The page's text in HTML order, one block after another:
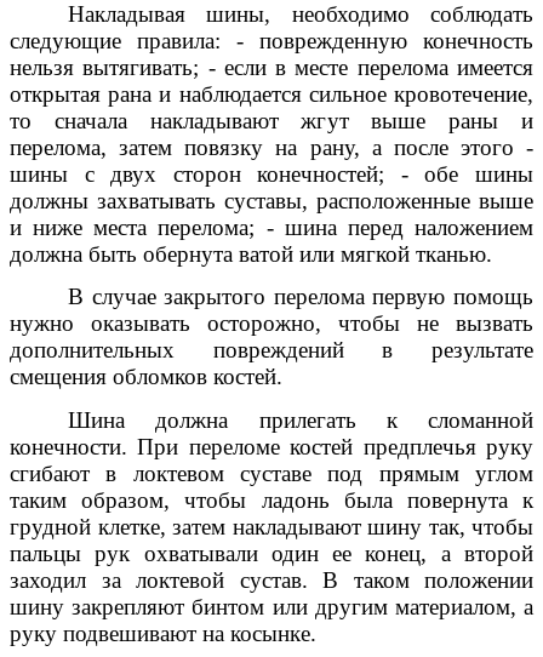
Накладывая шины, необходимо соблюдать
следующие правила: - поврежденную конечность
нельзя вытягивать; - если в месте перелома имеется
открытая рана и наблюдается сильное кровотечение,
то сначала накладывают жгут выше раны и
перелома, затем повязку на рану, а после этого -
шины с двух сторон конечностей; - обе шины
должны захватывать суставы, расположенные выше
и ниже места перелома; - шина перед наложением
должна быть обернута ватой или мягкой тканью.
В случае закрытого перелома первую помощь
нужно оказывать осторожно, чтобы не вызвать
дополнительных повреждений в результате
смещения обломков костей.
Шина должна прилегать к сломанной
конечности. При переломе костей предплечья руку
сгибают в локтевом суставе под прямым углом
таким образом, чтобы ладонь была повернута к
грудной клетке, затем накладывают шину так, чтобы
пальцы рук охватывали один ее конец, а второй
заходил за локтевой сустав. В таком положении
шину закрепляют бинтом или другим материалом, а
руку подвешивают на косынке.